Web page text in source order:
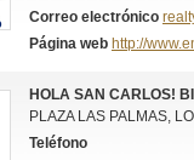
Correo electrónico
Página web http://
HOLA SAN CARLOS!
PLAZA LAS PALMAS,
Teléfono